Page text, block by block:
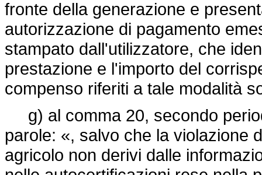
fronte della generazione e
autorizzazione di pagamento
stampato dall'utilizzatore, che
prestazione e l'importo del
compenso riferiti a tale modalità
g) al comma 20, secondo
parole: «, salvo che la violazione
agricolo non derivi dalle